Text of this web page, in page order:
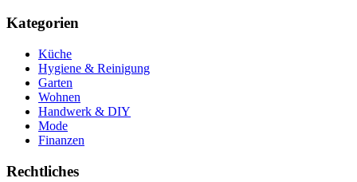
Kategorien
Küche
Hygiene & Reinigung
Garten
Wohnen
Handwerk & DIY
Mode
Finanzen
Rechtliches